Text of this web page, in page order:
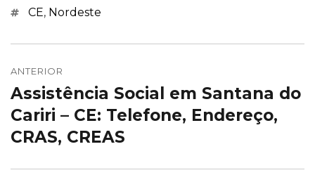
Marcações
CE, Nordeste
de
Post
ANTERIOR
Post
anterior:
Assistência Social em Santana do
Cariri – CE: Telefone, Endereço,
CRAS, CREAS